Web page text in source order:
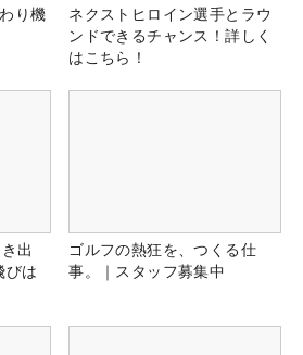
り機
ネクストヒロイン選手とラウ
ンドできるチャンス！詳しく
はこちら！
出
びは
ゴルフの熱狂を、つくる仕
事。｜スタッフ募集中